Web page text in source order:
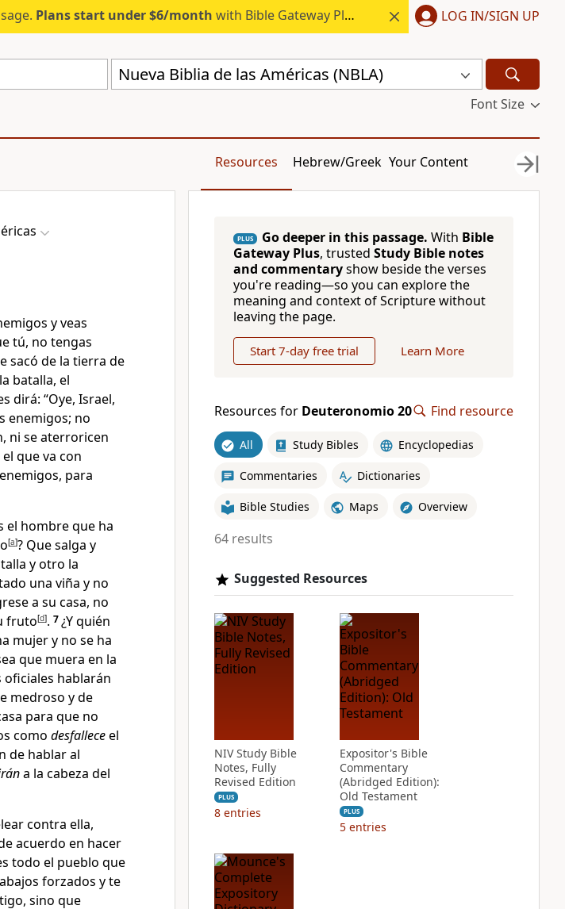
Plans start under $6/month with Bible Gateway Plus. LOG IN/SIGN UP
Nueva Biblia de las Américas (NBLA)
Font Size
Resources Hebrew/Greek Your Content
y veas
tú, no tengas
sacó de la tierra de
batalla, el
dirá: “Oye, Israel,
enemigos; no
ni se aterroricen
que va con
para
el hombre que ha
[a]? Que salga y
y otro la
una viña y no
a su casa, no
fruto[d]. 7¿Y quién
mujer y no se ha
que muera en la
oficiales hablarán
medroso y de
para que no
como desfalleceel
de hablar al
a la cabeza del
contra ella,
acuerdo en hacer
todo el pueblo que
forzados y te
sino que
PLUS Go deeper in this passage. With Bible
Gateway Plus, trusted Study Bible notes
and commentaryshow beside the verses
you're reading—so you can explore the
meaning and context of Scripture without
leaving the page.
Start 7-day free trial Learn More
Resources for Deuteronomio 20 Find resource
All Study Bibles Encyclopedias
Commentaries Dictionaries
Bible Studies Maps Overview
64 results
Suggested Resources
NIV Study Bible
Notes, Fully
Revised Edition
PLUS
8 entries
Expositor's Bible
Commentary
(Abridged Edition):
Old Testament
PLUS
5 entries